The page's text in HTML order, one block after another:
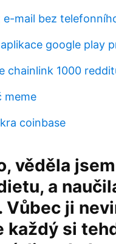
mail bez
google play
chainlink 1000
meme
coinbase
věděla
a
Vůbec ji
každý si